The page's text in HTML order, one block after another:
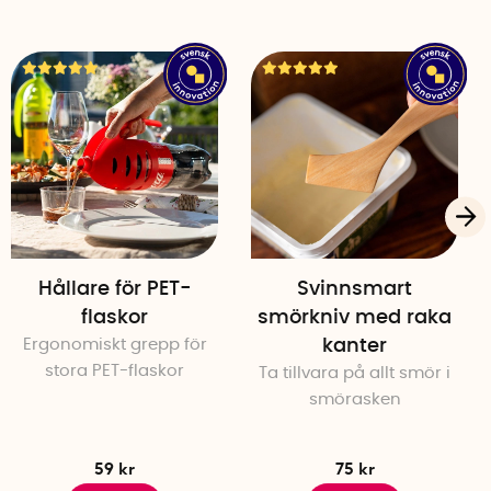
en diskmaskin)
per cykel
Hållare för PET-
flaskor
Ergonomiskt grepp för
stora PET-flaskor
59 kr
Svinnsmart
smörkniv med raka
kanter
Ta tillvara på allt smör i
smörasken
75 kr